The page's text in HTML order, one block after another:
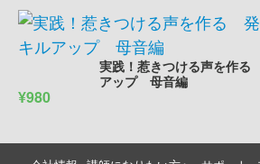
実践！惹きつける声を作
アップ 母音編
¥980